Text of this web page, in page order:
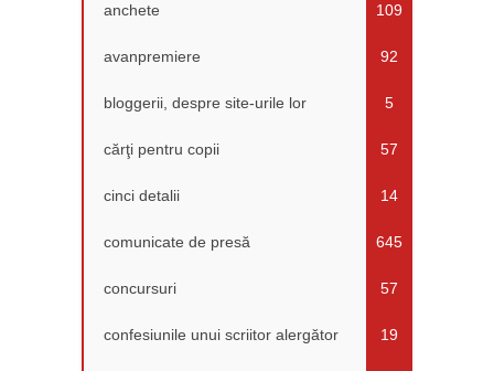
anchete 109
avanpremiere 92
bloggerii, despre site-urile lor 5
cărţi pentru copii 57
cinci detalii 14
comunicate de presă 645
concursuri 57
confesiunile unui scriitor alergător 19